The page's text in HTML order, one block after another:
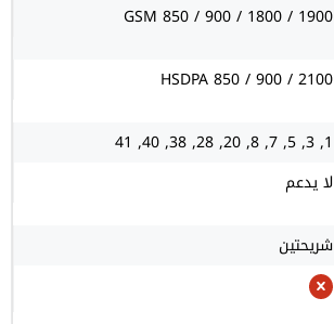
GSM 850 / 900 / 1800 / 1900
HSDPA 850 / 900 / 2100
1, 3, 5, 7, 8, 20, 28, 38, 40, 41
لا يدعم
شريحتين